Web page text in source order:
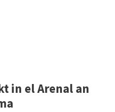
in el Arenal an